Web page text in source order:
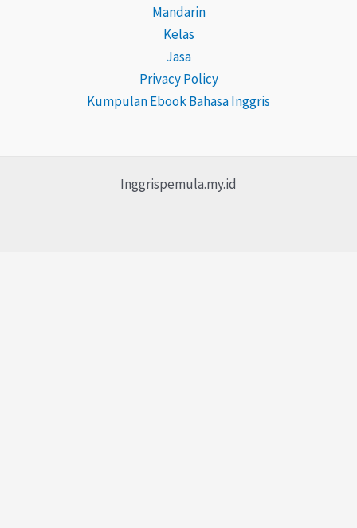
Mandarin
Kelas
Jasa
Privacy Policy
Kumpulan Ebook Bahasa Inggris
Inggrispemula.my.id